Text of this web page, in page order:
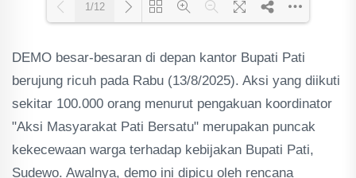
Loading PDF 43% ...
1/12
DEMO besar-besaran di depan kantor Bupati Pati
berujung ricuh pada Rabu (13/8/2025). Aksi yang diikuti
sekitar 100.000 orang menurut pengakuan koordinator
"Aksi Masyarakat Pati Bersatu" merupakan puncak
kekecewaan warga terhadap kebijakan Bupati Pati,
Sudewo. Awalnya, demo ini dipicu oleh rencana